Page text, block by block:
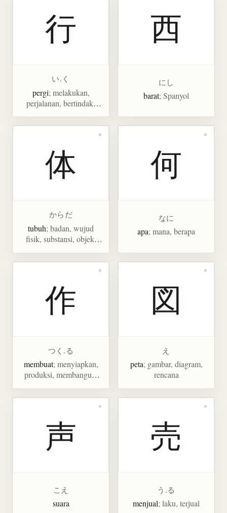
行
い.く
pergi; melakukan,
perjalanan, bertindak,
西
にし
barat; Spanyol
体
からだ
tubuh; badan, wujud
fisik, substansi, objek,
untuk patung atau boneka
何
なに
apa; mana, berapa
作
つく.る
membuat; menyiapkan,
produksi, membangun,
図
え
peta; gambar, diagram,
rencana
声
こえ
suara
売
う.る
menjual; laku, terjual